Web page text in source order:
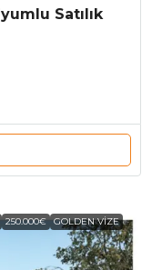
Satılık
250.000€ GOLDEN VIZE